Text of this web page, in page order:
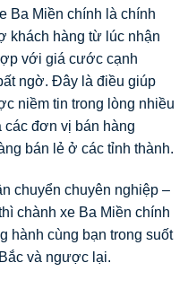
Ba Miền chính là chính
khách hàng từ lúc nhận
với giá cước cạnh
ngờ. Đây là điều giúp
niềm tin trong lòng nhiều
các đơn vị bán hàng
bán lẻ ở các tỉnh thành.
chuyển chuyên nghiệp –
chành xe Ba Miền chính
hành cùng bạn trong suốt
và ngược lại.